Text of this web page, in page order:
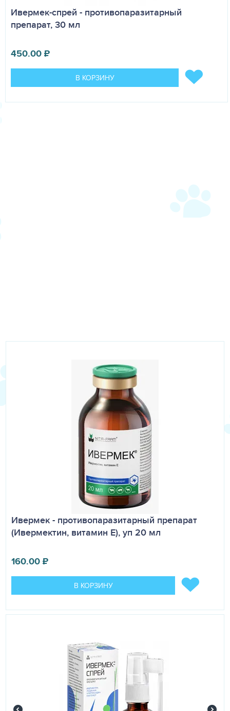
Ивермек-спрей - противопаразитарный
препарат, 30 мл
450.00₽
В КОРЗИНУ
Ивермек - противопаразитарный препарат
(Ивермектин, витамин Е), уп 20 мл
160.00₽
В КОРЗИНУ